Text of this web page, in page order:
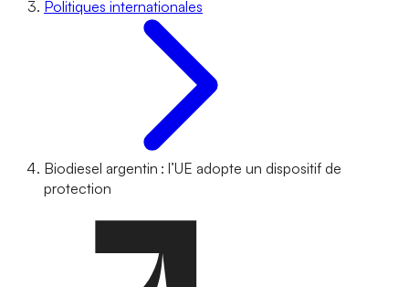
Politiques internationales
Biodiesel argentin : l’UE adopte un dispositif de
protection